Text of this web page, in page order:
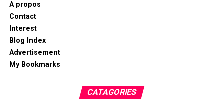
A propos
Contact
Interest
Blog Index
Advertisement
My Bookmarks
CATAGORIES